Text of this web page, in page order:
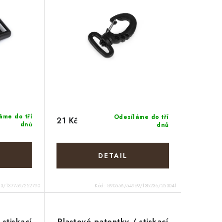
do tří
dnů
137759/252790
Odesíláme do tří
dnů
21 Kč
Kód: 890558/54969/138236/253041